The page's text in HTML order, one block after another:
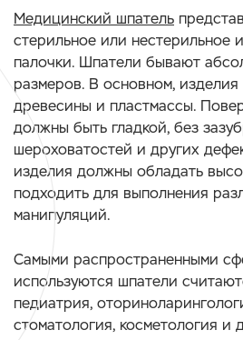
Медицинский шпатель
стерильное или нестерильное
палочки. Шпатели бывают
размеров. В основном, изделия
древесины и пластмассы.
должны быть гладкой, без
шероховатостей и других
изделия должны обладать
подходить для выполнения
манипуляций.
Самыми распространенными
используются шпатели
педиатрия,
стоматология, косметология и